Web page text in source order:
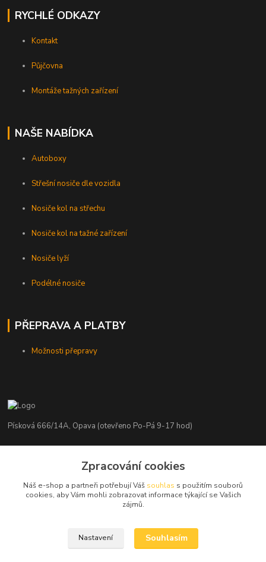
RYCHLÉ ODKAZY
Kontakt
Půjčovna
Montáže tažných zařízení
NAŠE NABÍDKA
Autoboxy
Střešní nosiče dle vozidla
Nosiče kol na střechu
Nosiče kol na tažné zařízení
Nosiče lyží
Podélné nosiče
PŘEPRAVA A PLATBY
Možnosti přepravy
Písková 666/14A, Opava (otevřeno Po-Pá 9-17 hod)
+420 776 839 986
info@nosice.com
Zpracování cookies
Náš e-shop a partneři potřebují Váš souhlas s použitím souborů
cookies, aby Vám mohli zobrazovat informace týkající se Vašich
zájmů.
Nastavení Souhlasím